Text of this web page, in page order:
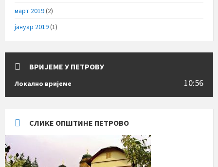
март 2019(2)
јануар 2019(1)
ВРИЈЕМЕ У ПЕТРОВУ
Локално вријеме 10:56
СЛИКЕ ОПШТИНЕ ПЕТРОВО